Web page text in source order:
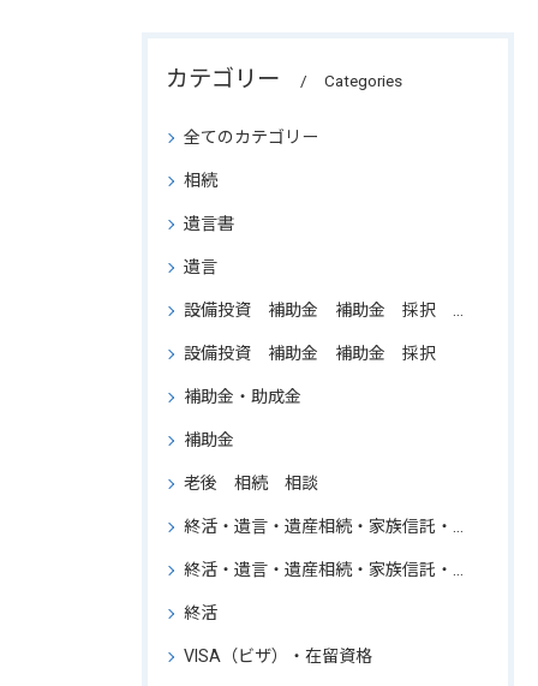
カテゴリー Categories
全てのカテゴリー
相続
遺言書
遺言
設備投資 補助金 補助金 採択 支援 省力 申請 結果 ものづくり
設備投資 補助金 補助金 採択
補助金・助成金
補助金
老後 相続 相談
終活・遺言・遺産相続・家族信託・行政書士・東京・一都三県・法律事務所の勤務経験のある行政書士・ワンストップサービス・必要に応じて弁護士などの専門家と連携できる・コンサルタント
終活・遺言・遺産相続・家族信託・行政書士・東京
終活
VISA（ビザ）・在留資格